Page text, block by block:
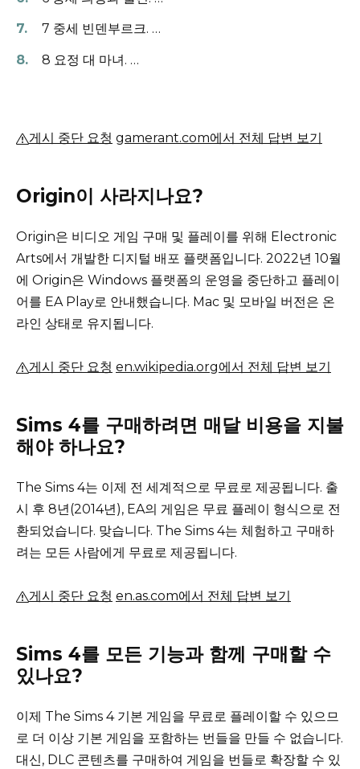
7 중세 빈덴부르크. …
8 요정 대 마녀. …
게시 중단 요청 gamerant.com에서 전체 답변 보기
Origin이 사라지나요?
Origin은 비디오 게임 구매 및 플레이를 위해 Electronic
Arts에서 개발한 디지털 배포 플랫폼입니다. 2022년 10월
에 Origin은 Windows 플랫폼의 운영을 중단하고 플레이
어를 EA Play로 안내했습니다. Mac 및 모바일 버전은 온
라인 상태로 유지됩니다.
게시 중단 요청 en.wikipedia.org에서 전체 답변 보기
Sims 4를 구매하려면 매달 비용을 지불
해야 하나요?
The Sims 4는 이제 전 세계적으로 무료로 제공됩니다. 출
시 후 8년(2014년), EA의 게임은 무료 플레이 형식으로 전
환되었습니다. 맞습니다. The Sims 4는 체험하고 구매하
려는 모든 사람에게 무료로 제공됩니다.
게시 중단 요청 en.as.com에서 전체 답변 보기
Sims 4를 모든 기능과 함께 구매할 수
있나요?
이제 The Sims 4 기본 게임을 무료로 플레이할 수 있으므
로 더 이상 기본 게임을 포함하는 번들을 만들 수 없습니다.
대신, DLC 콘텐츠를 구매하여 게임을 번들로 확장할 수 있